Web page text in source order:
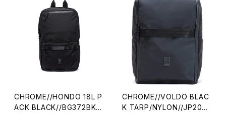
CHROME//HONDO 18L P
ACK BLACK//BG372BK-0
CHROME//VOLDO BLAC
K TARP/NYLON//JP205B